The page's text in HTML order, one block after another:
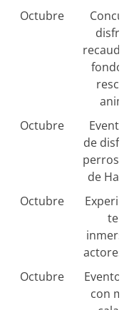
Octubre
fondos
Octubre
Evento
de
perros y
de
Octubre
actores
Octubre
Evento
con